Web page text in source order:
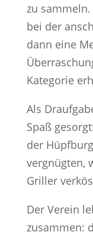
zu
bei der
dann eine
Kategorie
Als
Spaß
der
vergnügten,
Griller
Der Verein
zusammen: